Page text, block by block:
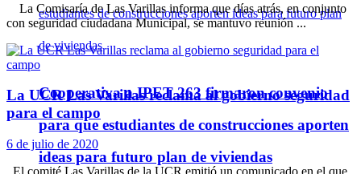
Cooperativa a IPET 263 firmaron convenio
para que estudiantes de construcciones aporten
ideas para futuro plan de viviendas
La Comisaría de Las Varillas informa que días atrás, en conjunto
con seguridad ciudadana Municipal, se mantuvo reunión ...
La UCR Las Varillas reclama al gobierno seguridad
para el campo
6 de julio de 2020